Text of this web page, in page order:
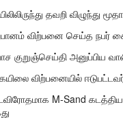
தவறி விழுந்து
விற்பனை செய்த நபர்
குறுஞ்செய்தி அனுப்பிய
விற்பனையில்
M-Sand